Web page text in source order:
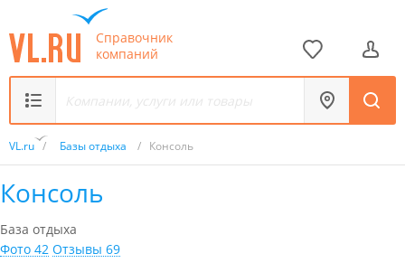
Справочник
компаний
VL.ru / Базы отдыха / Консоль
Консоль
База отдыха
Фото 42 Отзывы 69